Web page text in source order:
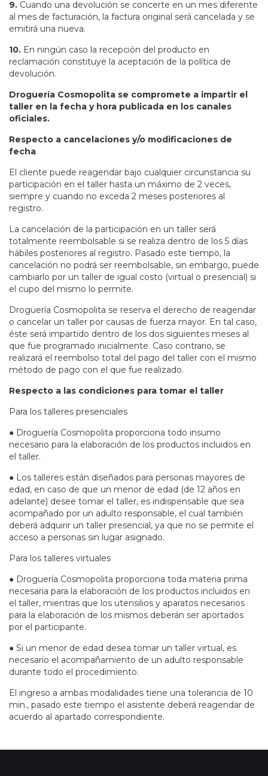
9. Cuando una devolución se concerte en un mes diferente
al mes de facturación, la factura original será cancelada y se
emitirá una nueva.
10. En ningún caso la recepción del producto en
reclamación constituye la aceptación de la política de
devolución.
Droguería Cosmopolita se compromete a impartir el
taller en la fecha y hora publicada en los canales
oficiales.
Respecto a cancelaciones y/o modificaciones de
fecha
El cliente puede reagendar bajo cualquier circunstancia su
participación en el taller hasta un máximo de 2 veces,
siempre y cuando no exceda 2 meses posteriores al
registro.
La cancelación de la participación en un taller será
totalmente reembolsable si se realiza dentro de los 5 días
hábiles posteriores al registro. Pasado este tiempo, la
cancelación no podrá ser reembolsable, sin embargo, puede
cambiarlo por un taller de igual costo (virtual o presencial) si
el cupo del mismo lo permite.
Droguería Cosmopolita se reserva el derecho de reagendar
o cancelar un taller por causas de fuerza mayor. En tal caso,
éste será impartido dentro de los dos siguientes meses al
que fue programado inicialmente. Caso contrario, se
realizará el reembolso total del pago del taller con el mismo
método de pago con el que fue realizado.
Respecto a las condiciones para tomar el taller
Para los talleres presenciales
● Droguería Cosmopolita proporciona todo insumo
necesario para la elaboración de los productos incluidos en
el taller.
● Los talleres están diseñados para personas mayores de
edad, en caso de que un menor de edad (de 12 años en
adelante) desee tomar el taller, es indispensable que sea
acompañado por un adulto responsable, el cual también
deberá adquirir un taller presencial, ya que no se permite el
acceso a personas sin lugar asignado.
Para los talleres virtuales
● Droguería Cosmopolita proporciona toda materia prima
necesaria para la elaboración de los productos incluidos en
el taller, mientras que los utensilios y aparatos necesarios
para la elaboración de los mismos deberán ser aportados
por el participante.
● Si un menor de edad desea tomar un taller virtual, es
necesario el acompañamiento de un adulto responsable
durante todo el procedimiento.
El ingreso a ambas modalidades tiene una tolerancia de 10
min., pasado este tiempo el asistente deberá reagendar de
acuerdo al apartado correspondiente.